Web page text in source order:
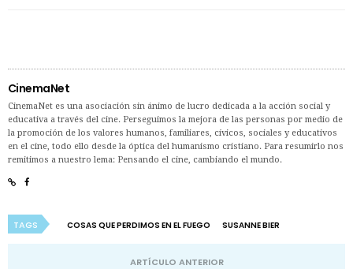
CinemaNet
CinemaNet es una asociación sin ánimo de lucro dedicada a la acción social y
educativa a través del cine. Perseguimos la mejora de las personas por medio de
la promoción de los valores humanos, familiares, cívicos, sociales y educativos
en el cine, todo ello desde la óptica del humanismo cristiano. Para resumirlo nos
remitimos a nuestro lema: Pensando el cine, cambiando el mundo.
TAGS COSAS QUE PERDIMOS EN EL FUEGO SUSANNE BIER
ARTÍCULO ANTERIOR